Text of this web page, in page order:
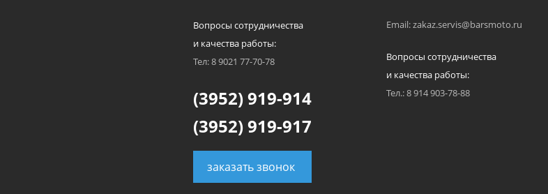
Вопросы сотрудничества
и качества работы:
Тел: 8 9021 77-70-78
(3952) 919-914
(3952) 919-917
заказать звонок
Email: zakaz.servis@barsmoto.ru
Вопросы сотрудничества
и качества работы:
Тел.: 8 914 903-78-88